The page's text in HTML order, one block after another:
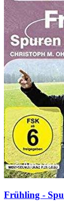
Frühling -